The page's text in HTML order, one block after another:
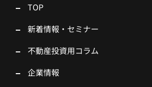
TOP
新着情報・セミナー
不動産投資用コラム
企業情報